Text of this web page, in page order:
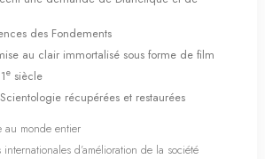
des Fondements
au clair immortalisé sous forme de film
e siècle
récupérées et restaurées
au monde entier
d’amélioration de la société